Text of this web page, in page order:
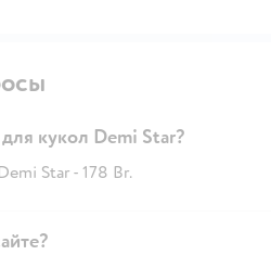
кукол Demi Star?
Star - 178 Br.